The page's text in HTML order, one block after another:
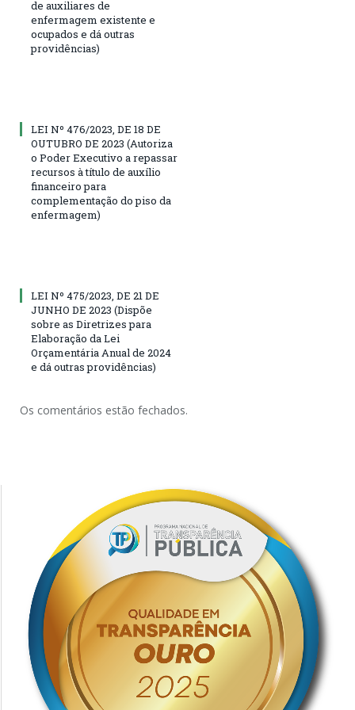
de auxiliares de
enfermagem existente e
ocupados e dá outras
providências)
LEI Nº 476/2023, DE 18 DE
OUTUBRO DE 2023 (Autoriza
o Poder Executivo a repassar
recursos à título de auxílio
financeiro para
complementação do piso da
enfermagem)
LEI Nº 475/2023, DE 21 DE
JUNHO DE 2023 (Dispõe
sobre as Diretrizes para
Elaboração da Lei
Orçamentária Anual de 2024
e dá outras providências)
Os comentários estão fechados.